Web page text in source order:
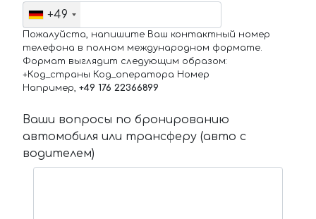
+49
Пожалуйста, напишите Ваш контактный номер
телефона в полном международном формате.
Формат выглядит следующим образом:
+Код_страны Код_оператора Номер
Например, +49 176 22366899
Ваши вопросы по бронированию
автомобиля или трансферу (авто с
водителем)